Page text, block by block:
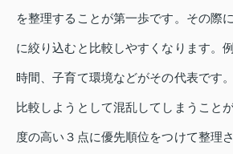
を整理することが第一歩です。その際
に絞り込むと比較しやすくなります。
時間、子育て環境などがその代表です
比較しようとして混乱してしまうこと
度の高い３点に優先順位をつけて整理